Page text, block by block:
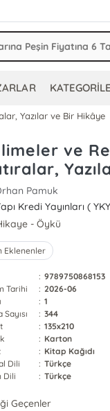
Yazılar ve Bir Hikâye
ve
Pamuk
Kredi Yayınları (
- Öykü
Eklenenler
: 9789750868153
Tarihi
: 2026-06
: 1
: 344
: 135x210
: Karton
: Kitap Kağıdı
Dili
: Türkçe
Dili
: Türkçe
Geçenler